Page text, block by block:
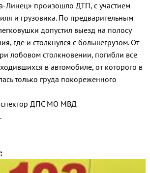
Линец» произошло ДТП, с участием
и грузовика. По предварительным
допустил выезд на полосу
где и столкнулся с большегрузом. От
лобовом столкновении, погибли все
в автомобиле, от которого в
только груда покореженного
ДПС МО МВД